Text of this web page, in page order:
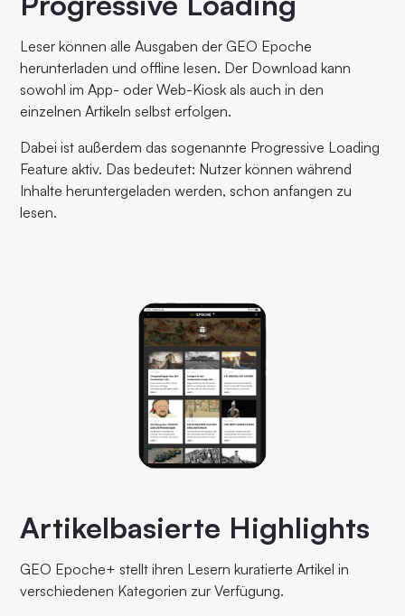
Leser können alle Ausgaben der GEO Epoche
herunterladen und offline lesen. Der Download kann
sowohl im App- oder Web-Kiosk als auch in den
einzelnen Artikeln selbst erfolgen.
Dabei ist außerdem das sogenannte Progressive Loading
Feature aktiv. Das bedeutet: Nutzer können während
Inhalte heruntergeladen werden, schon anfangen zu
lesen.
Artikelbasierte Highlights
GEO Epoche+ stellt ihren Lesern kuratierte Artikel in
verschiedenen Kategorien zur Verfügung.